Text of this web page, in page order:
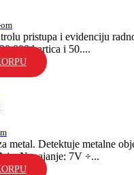
pristupa i evidenciju
kartica i 50....
metal. Detektuje metalne
Napajanje: 7V ÷...